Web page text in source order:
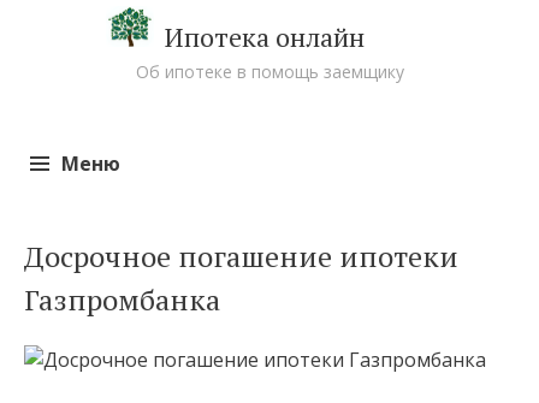
Ипотека онлайн
Об ипотеке в помощь заемщику
Меню
Досрочное погашение ипотеки
Газпромбанка